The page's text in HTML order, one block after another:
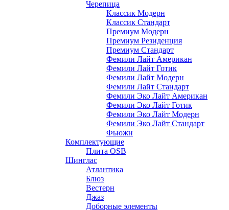
Черепица
Классик Модерн
Классик Стандарт
Премиум Модерн
Премиум Резиденция
Премиум Стандарт
Фемили Лайт Американ
Фемили Лайт Готик
Фемили Лайт Модерн
Фемили Лайт Стандарт
Фемили Эко Лайт Американ
Фемили Эко Лайт Готик
Фемили Эко Лайт Модерн
Фемили Эко Лайт Стандарт
Фьюжн
Комплектующие
Плита OSB
Шинглас
Атлантика
Блюз
Вестерн
Джаз
Доборные элементы